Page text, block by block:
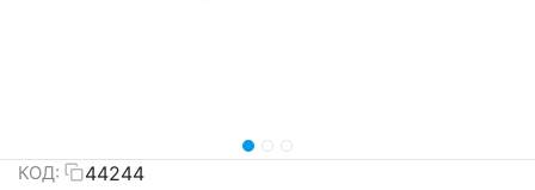
КОД: 44244